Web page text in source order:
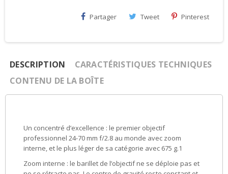
Partager Tweet Pinterest
DESCRIPTION
CARACTÉRISTIQUES TECHNIQUES
CONTENU DE LA BOÎTE
Un concentré d’excellence : le premier objectif
professionnel 24-70 mm f/2.8 au monde avec zoom
interne, et le plus léger de sa catégorie avec 675 g.1
Zoom interne : le barillet de l’objectif ne se déploie pas et